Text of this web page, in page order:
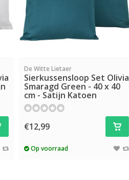
De Witte Lietaer
Sierkussensloop Set Olivia
Smaragd Green - 40 x 40
cm - Satijn Katoen
€12,99
Op voorraad